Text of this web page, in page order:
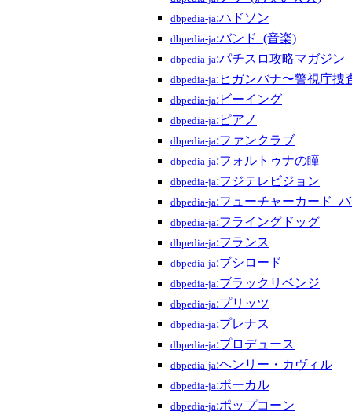
dbpedia-ja:ハドソン
dbpedia-ja:バンド_(音楽)
dbpedia-ja:パチスロ攻略マガジン
dbpedia-ja:ヒガンバナ〜警視庁捜
dbpedia-ja:ビーイング
dbpedia-ja:ピアノ
dbpedia-ja:ファンクラブ
dbpedia-ja:フォルトゥナの瞳
dbpedia-ja:フジテレビジョン
dbpedia-ja:フューチャーカード_
dbpedia-ja:フライングドッグ
dbpedia-ja:フランス
dbpedia-ja:ブシロード
dbpedia-ja:ブラックリベンジ
dbpedia-ja:プリッツ
dbpedia-ja:プレナス
dbpedia-ja:プロデュース
dbpedia-ja:ヘンリー・カヴィル
dbpedia-ja:ボーカル
dbpedia-ja:ポップコーン